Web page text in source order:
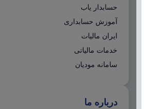
حسابدار یاب
آموزش حسابداری
ایران مالیات
خدمات مالیاتی
سامانه مودیان
درباره ما